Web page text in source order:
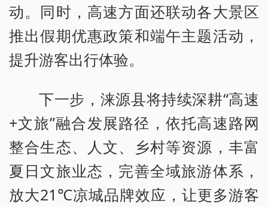
动。同时，高速方面还联动各大景区
推出假期优惠政策和端午主题活动，
提升游客出行体验。
下一步，涞源县将持续深耕“高速
+文旅”融合发展路径，依托高速路网
整合生态、人文、乡村等资源，丰富
夏日文旅业态，完善全域旅游体系，
放大21℃凉城品牌效应，让更多游客